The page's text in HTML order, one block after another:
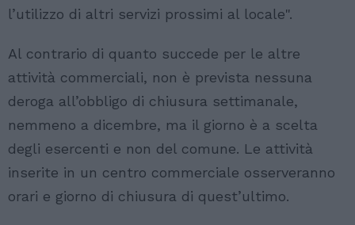
l’utilizzo di altri servizi prossimi al locale".
Al contrario di quanto succede per le altre
attività commerciali, non è prevista nessuna
deroga all’obbligo di chiusura settimanale,
nemmeno a dicembre, ma il giorno è a scelta
degli esercenti e non del comune. Le attività
inserite in un centro commerciale osserveranno
orari e giorno di chiusura di quest’ultimo.